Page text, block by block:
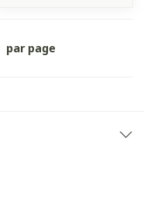
par page